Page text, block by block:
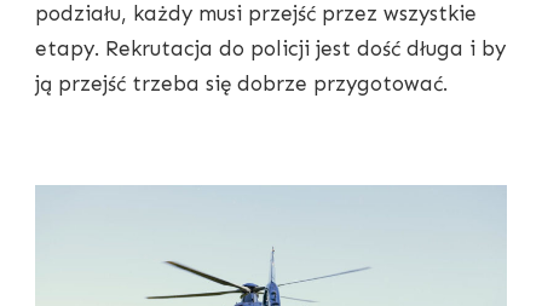
podziału, każdy musi przejść przez wszystkie
etapy. Rekrutacja do policji jest dość długa i by
ją przejść trzeba się dobrze przygotować.